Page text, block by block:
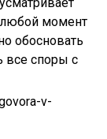
момент
обосновать
все споры с
v-